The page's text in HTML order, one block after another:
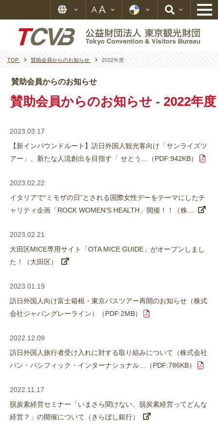
TOP 賛助会員からのお知らせ 2022年度
賛助会員からのお知らせ - 2022年度
2023.03.17
【新インバウンドルート】訪日外国人観光客向け「サンライズツ
アー」、新たな人流創出を目指す「 せとう…（PDF:942KB）
2023.02.22
イタリアで“ミモザの日”とされる国際女性デーをテーマにしたチ
ャリティ企画「ROCK WOMEN’S HEALTH」開催！！（株…
2023.02.21
大田区MICE専用サイト「OTA MICE GUIDE」がオープンしまし
た！（大田区）
2023.01.19
訪日外国人向け富士箱根・東京バスツアー再開のお知らせ（株式
会社ジャパングレーライン）（PDF:2MB）
2022.12.09
訪日外国人旅行者受け入れに対する取り組みについて（株式会社
パン・パシフィック・インターナショナル…（PDF:786KB）
2022.11.17
脱炭素経営セミナー「いまさら聞けない、脱炭素経営ってどんな
経営？」の開催について（きらぼし銀行）
賛助会員からのお知らせ